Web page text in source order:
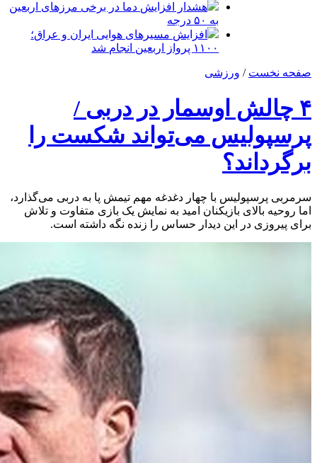
هشدار افزایش دما در برخی مرزهای اربعین
به ۵۰ درجه
افزایش مسیرهای هوایی ایران و عراق؛
۱۱۰۰ پرواز اربعین انجام شد
صفحه نخست / ورزشی
۴ چالش اوسمار در دربی /
پرسپولیس می‌تواند شکست را
برگرداند؟
سرمربی پرسپولیس با چهار دغدغه مهم تیمش پا به دربی می‌گذارد،
اما روحیه بالای بازیکنان امید به نمایش یک بازی متفاوت و تلاش
برای پیروزی در این دیدار حساس را زنده نگه داشته است.